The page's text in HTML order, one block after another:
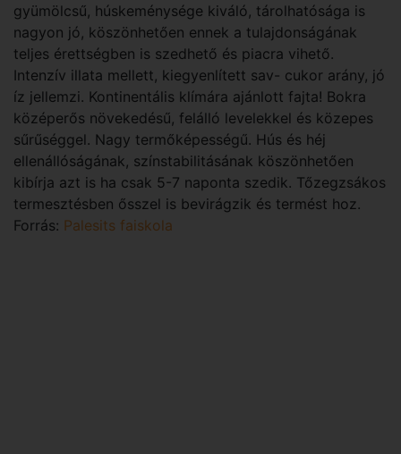
gyümölcsű, húskeménysége kiváló, tárolhatósága is
nagyon jó, köszönhetően ennek a tulajdonságának
teljes érettségben is szedhető és piacra vihető.
Intenzív illata mellett, kiegyenlített sav- cukor arány, jó
íz jellemzi. Kontinentális klímára ajánlott fajta! Bokra
középerős növekedésű, felálló levelekkel és közepes
sűrűséggel. Nagy termőképességű. Hús és héj
ellenállóságának, színstabilitásának köszönhetően
kibírja azt is ha csak 5-7 naponta szedik. Tőzegzsákos
termesztésben ősszel is bevirágzik és termést hoz.
Forrás: Palesits faiskola